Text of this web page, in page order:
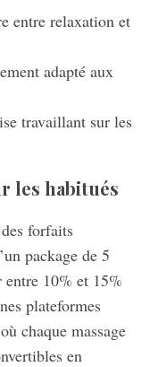
entre relaxation et
adapté aux
travaillant sur les
les habitués
forfaits
package de 5
entre 10% et 15%
plateformes
chaque massage
en